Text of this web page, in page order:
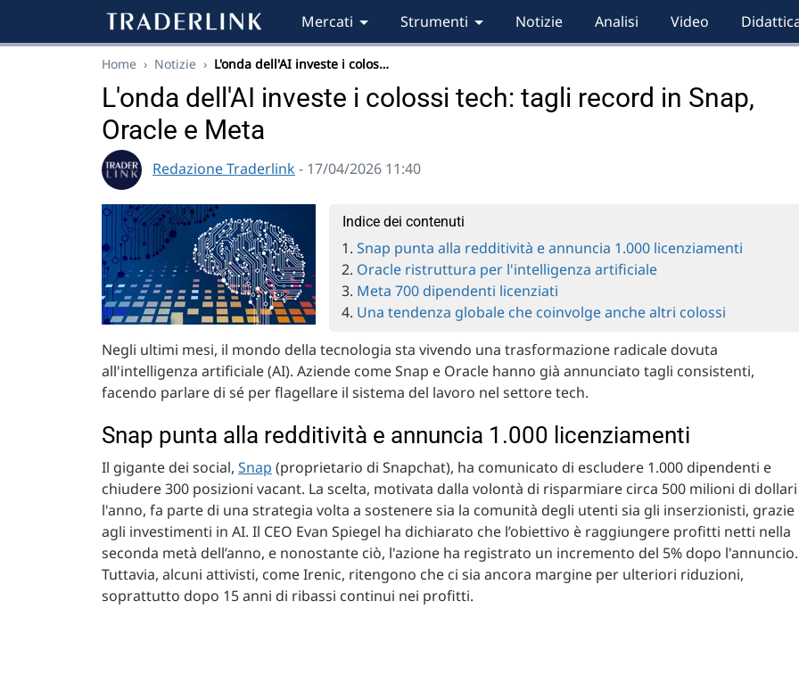
Mercati Strumenti Notizie Analisi Video
Home › Notizie › L'onda dell'AI investe i colos…
L'onda dell'AI investe i colossi tech: tagli record in Snap,
Oracle e Meta
Redazione Traderlink - 17/04/2026 11:40
Indice dei contenuti
Snap punta alla redditività e annuncia 1.000 licenziamenti
Oracle ristruttura per l'intelligenza artificiale
Meta 700 dipendenti licenziati
Una tendenza globale che coinvolge anche altri colossi
Negli ultimi mesi, il mondo della tecnologia sta vivendo una trasformazione radicale dovuta
all'intelligenza artificiale (AI). Aziende come Snap e Oracle hanno già annunciato tagli consistenti,
facendo parlare di sé per flagellare il sistema del lavoro nel settore tech.
Snap punta alla redditività e annuncia 1.000 licenziamenti
Il gigante dei social, Snap (proprietario di Snapchat), ha comunicato di escludere 1.000 dipendenti e
chiudere 300 posizioni vacant. La scelta, motivata dalla volontà di risparmiare circa 500 milioni di dollari
l'anno, fa parte di una strategia volta a sostenere sia la comunità degli utenti sia gli inserzionisti, grazie
agli investimenti in AI. Il CEO Evan Spiegel ha dichiarato che l’obiettivo è raggiungere profitti netti nella
seconda metà dell’anno, e nonostante ciò, l'azione ha registrato un incremento del 5% dopo l'annuncio.
Tuttavia, alcuni attivisti, come Irenic, ritengono che ci sia ancora margine per ulteriori riduzioni,
soprattutto dopo 15 anni di ribassi continui nei profitti.